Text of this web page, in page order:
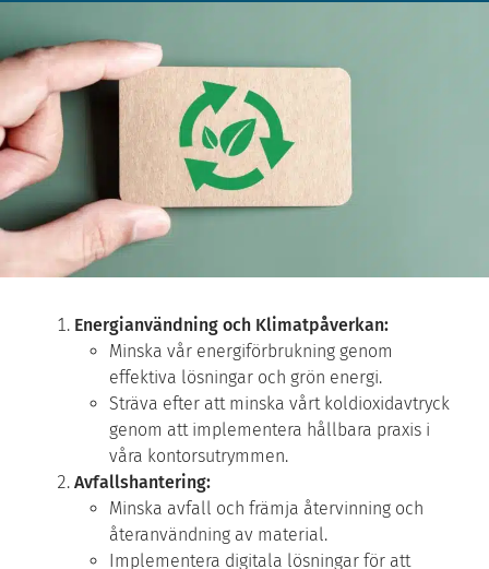
Energianvändning och Klimatpåverkan:
Minska vår energiförbrukning genom
effektiva lösningar och grön energi.
Sträva efter att minska vårt koldioxidavtryck
genom att implementera hållbara praxis i
våra kontorsutrymmen.
Avfallshantering:
Minska avfall och främja återvinning och
återanvändning av material.
Implementera digitala lösningar för att